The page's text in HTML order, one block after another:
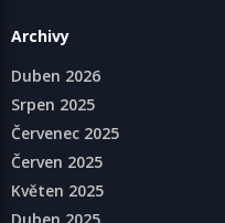
Archivy
Duben 2026
Srpen 2025
Červenec 2025
Červen 2025
Květen 2025
Duben 2025